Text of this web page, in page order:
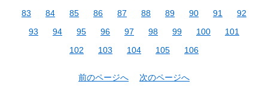
83
84 85 86 87 88 89 90 91
92
93
94 95 96 97 98 99 100
101
102
103 104 105 106
前のページへ 次のページへ